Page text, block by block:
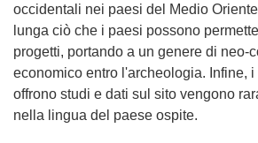
occidentali nei paesi del Medio
lunga ciò che i paesi possono
progetti, portando a un genere di neo-
economico entro l'archeologia. Infine,
offrono studi e dati sul sito vengono
nella lingua del paese ospite.